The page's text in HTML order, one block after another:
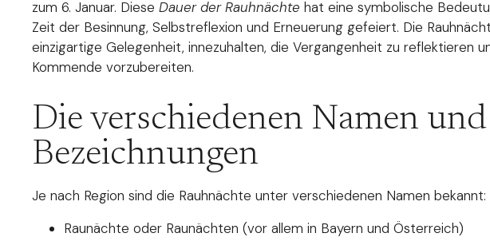
zum 6. Januar. Diese Dauer der Rauhnächte hat eine symbolische
Zeit der Besinnung, Selbstreflexion und Erneuerung gefeiert. Die
einzigartige Gelegenheit, innezuhalten, die Vergangenheit zu reflektieren
Kommende vorzubereiten.
Die verschiedenen Namen und
Bezeichnungen
Je nach Region sind die Rauhnächte unter verschiedenen Namen bekannt:
Raunächte oder Raunächten (vor allem in Bayern und Österreich)